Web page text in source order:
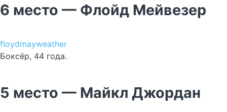
6 место — Флойд Мейвезер
floydmayweather
Боксёр, 44 года.
5 место — Майкл Джордан